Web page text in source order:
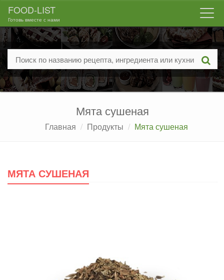
FOOD-LIST
Готовь вместе с нами
Мята сушеная
Главная Продукты Мята сушеная
МЯТА СУШЕНАЯ